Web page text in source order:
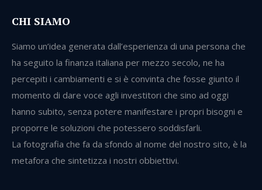
CHI SIAMO
Siamo un’idea generata dall’esperienza di una persona che
ha seguito la finanza italiana per mezzo secolo, ne ha
percepiti i cambiamenti e si è convinta che fosse giunto il
momento di dare voce agli investitori che sino ad oggi
hanno subito, senza potere manifestare i propri bisogni e
proporre le soluzioni che potessero soddisfarli.
La fotografia che fa da sfondo al nome del nostro sito, è la
metafora che sintetizza i nostri obbiettivi.